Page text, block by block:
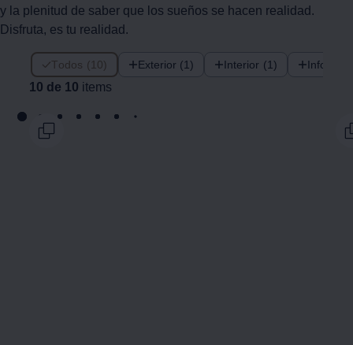
y la plenitud de saber que los sueños se hacen realidad.
Disfruta, es tu realidad.
Todos (10) Exterior (1) Interior (1)
10 de 10 items
10 de 10 items